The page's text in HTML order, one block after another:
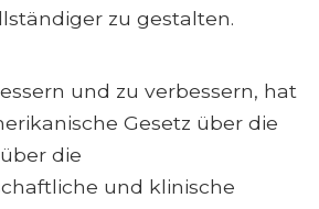
zu gestalten.
und zu verbessern, hat
Gesetz über die
die
und klinische